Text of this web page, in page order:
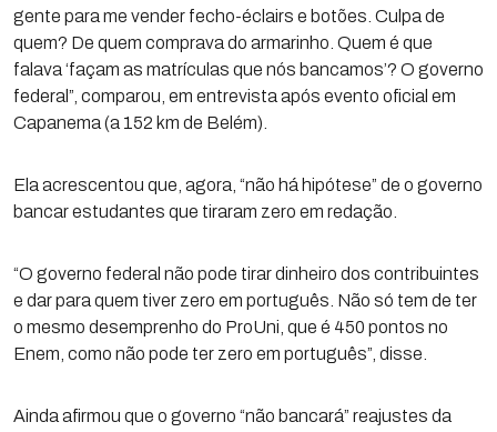
gente para me vender fecho-éclairs e botões. Culpa de
quem? De quem comprava do armarinho. Quem é que
falava ‘façam as matrículas que nós bancamos’? O governo
federal”, comparou, em entrevista após evento oficial em
Capanema (a 152 km de Belém).
Ela acrescentou que, agora, “não há hipótese” de o governo
bancar estudantes que tiraram zero em redação.
“O governo federal não pode tirar dinheiro dos contribuintes
e dar para quem tiver zero em português. Não só tem de ter
o mesmo desemprenho do ProUni, que é 450 pontos no
Enem, como não pode ter zero em português”, disse.
Ainda afirmou que o governo “não bancará” reajustes da